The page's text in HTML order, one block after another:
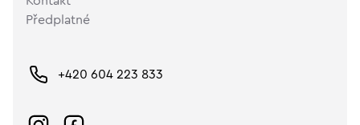
Předplatné
+420 604 223 833